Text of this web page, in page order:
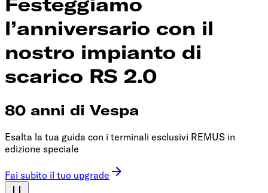
l’anniversario con il
nostro impianto di
scarico RS 2.0
80 anni di Vespa
Esalta la tua guida con i terminali esclusivi REMUS in
edizione speciale
Fai subito il tuo upgrade